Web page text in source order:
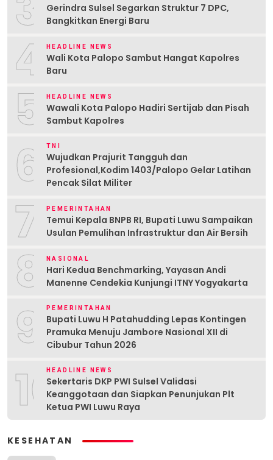
Gerindra Sulsel Segarkan Struktur 7 DPC,
Bangkitkan Energi Baru
4 HEADLINE NEWS
Wali Kota Palopo Sambut Hangat Kapolres
Baru
5 HEADLINE NEWS
Wawali Kota Palopo Hadiri Sertijab dan Pisah
Sambut Kapolres
6 TNI
Wujudkan Prajurit Tangguh dan
Profesional,Kodim 1403/Palopo Gelar Latihan
Pencak Silat Militer
7 PEMERINTAHAN
Temui Kepala BNPB RI, Bupati Luwu Sampaikan
Usulan Pemulihan Infrastruktur dan Air Bersih
8 NASIONAL
Hari Kedua Benchmarking, Yayasan Andi
Manenne Cendekia Kunjungi ITNY Yogyakarta
9 PEMERINTAHAN
Bupati Luwu H Patahudding Lepas Kontingen
Pramuka Menuju Jambore Nasional XII di
Cibubur Tahun 2026
10HEADLINE NEWS
Sekertaris DKP PWI Sulsel Validasi
Keanggotaan dan Siapkan Penunjukan Plt
Ketua PWI Luwu Raya
KESEHATAN